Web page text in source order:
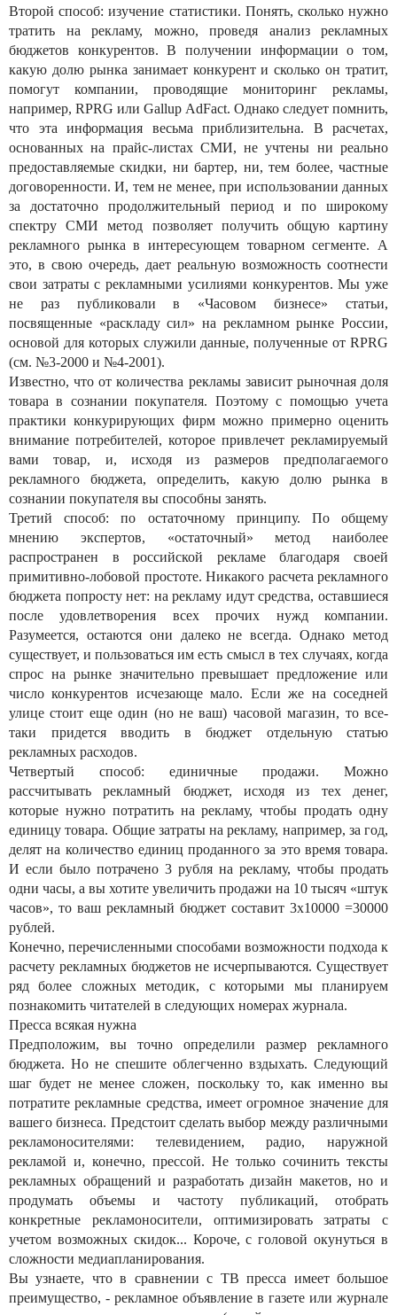
Второй способ: изучение статистики. Понять, сколько нужно
тратить на рекламу, можно, проведя анализ рекламных
бюджетов конкурентов. В получении информации о том,
какую долю рынка занимает конкурент и сколько он тратит,
помогут компании, проводящие мониторинг рекламы,
например, RPRG или Gallup AdFact. Однако следует помнить,
что эта информация весьма приблизительна. В расчетах,
основанных на прайс-листах СМИ, не учтены ни реально
предоставляемые скидки, ни бартер, ни, тем более, частные
договоренности. И, тем не менее, при использовании данных
за достаточно продолжительный период и по широкому
спектру СМИ метод позволяет получить общую картину
рекламного рынка в интересующем товарном сегменте. А
это, в свою очередь, дает реальную возможность соотнести
свои затраты с рекламными усилиями конкурентов. Мы уже
не раз публиковали в «Часовом бизнесе» статьи,
посвященные «раскладу сил» на рекламном рынке России,
основой для которых служили данные, полученные от RPRG
(см. №3-2000 и №4-2001).
Известно, что от количества рекламы зависит рыночная доля
товара в сознании покупателя. Поэтому с помощью учета
практики конкурирующих фирм можно примерно оценить
внимание потребителей, которое привлечет рекламируемый
вами товар, и, исходя из размеров предполагаемого
рекламного бюджета, определить, какую долю рынка в
сознании покупателя вы способны занять.
Третий способ: по остаточному принципу. По общему
мнению экспертов, «остаточный» метод наиболее
распространен в российской рекламе благодаря своей
примитивно-лобовой простоте. Никакого расчета рекламного
бюджета попросту нет: на рекламу идут средства, оставшиеся
после удовлетворения всех прочих нужд компании.
Разумеется, остаются они далеко не всегда. Однако метод
существует, и пользоваться им есть смысл в тех случаях, когда
спрос на рынке значительно превышает предложение или
число конкурентов исчезающе мало. Если же на соседней
улице стоит еще один (но не ваш) часовой магазин, то все-
таки придется вводить в бюджет отдельную статью
рекламных расходов.
Четвертый способ: единичные продажи. Можно
рассчитывать рекламный бюджет, исходя из тех денег,
которые нужно потратить на рекламу, чтобы продать одну
единицу товара. Общие затраты на рекламу, например, за год,
делят на количество единиц проданного за это время товара.
И если было потрачено 3 рубля на рекламу, чтобы продать
одни часы, а вы хотите увеличить продажи на 10 тысяч «штук
часов», то ваш рекламный бюджет составит 3x10000 =30000
рублей.
Конечно, перечисленными способами возможности подхода к
расчету рекламных бюджетов не исчерпываются. Существует
ряд более сложных методик, с которыми мы планируем
познакомить читателей в следующих номерах журнала.
Пресса всякая нужна
Предположим, вы точно определили размер рекламного
бюджета. Но не спешите облегченно вздыхать. Следующий
шаг будет не менее сложен, поскольку то, как именно вы
потратите рекламные средства, имеет огромное значение для
вашего бизнеса. Предстоит сделать выбор между различными
рекламоносителями: телевидением, радио, наружной
рекламой и, конечно, прессой. Не только сочинить тексты
рекламных обращений и разработать дизайн макетов, но и
продумать объемы и частоту публикаций, отобрать
конкретные рекламоносители, оптимизировать затраты с
учетом возможных скидок... Короче, с головой окунуться в
сложности медиапланирования.
Вы узнаете, что в сравнении с ТВ пресса имеет большое
преимущество, - рекламное объявление в газете или журнале